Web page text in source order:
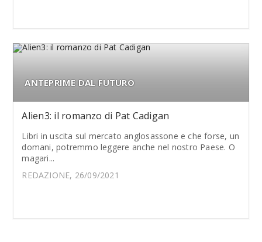
ANTEPRIME DAL FUTURO
Alien3: il romanzo di Pat Cadigan
Libri in uscita sul mercato anglosassone e che forse, un
domani, potremmo leggere anche nel nostro Paese. O
magari...
REDAZIONE, 26/09/2021